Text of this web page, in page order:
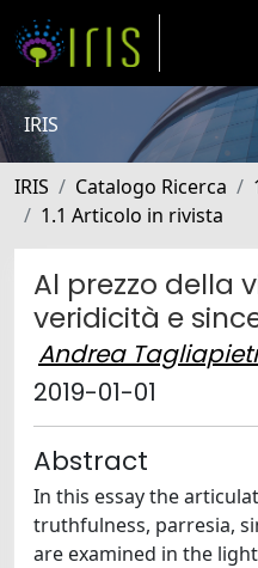
IRIS
IRIS Catalogo Ricerca
1.1 Articolo in rivista
Al prezzo della
veridicità e
Andrea
2019-01-01
Abstract
In this essay the
truthfulness, parresia,
are examined in the